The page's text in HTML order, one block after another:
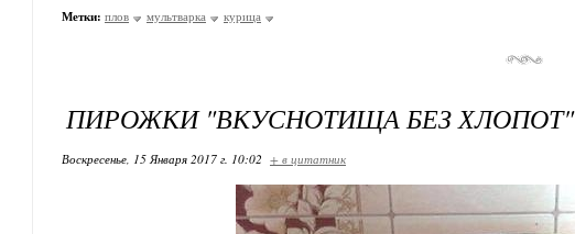
Метки: плов мультварка курица
ПИРОЖКИ "ВКУСНОТИЩА БЕЗ ХЛОПОТ"
Воскресенье, 15 Января 2017 г. 10:02 + в цитатник